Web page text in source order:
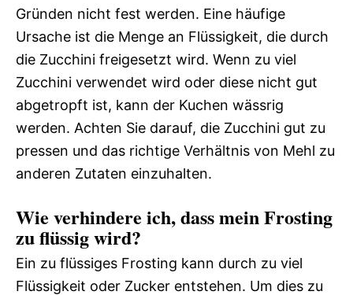
Gründen nicht fest werden. Eine häufige
Ursache ist die Menge an Flüssigkeit, die durch
die Zucchini freigesetzt wird. Wenn zu viel
Zucchini verwendet wird oder diese nicht gut
abgetropft ist, kann der Kuchen wässrig
werden. Achten Sie darauf, die Zucchini gut zu
pressen und das richtige Verhältnis von Mehl zu
anderen Zutaten einzuhalten.
Wie verhindere ich, dass mein Frosting
zu flüssig wird?
Ein zu flüssiges Frosting kann durch zu viel
Flüssigkeit oder Zucker entstehen. Um dies zu